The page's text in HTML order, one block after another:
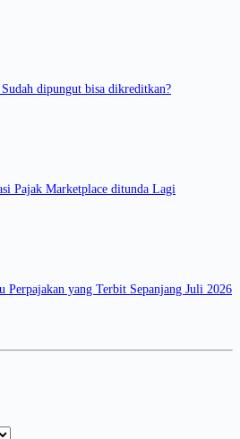
dipungut bisa dikreditkan?
Pajak Marketplace ditunda Lagi
Perpajakan yang Terbit Sepanjang Juli 2026